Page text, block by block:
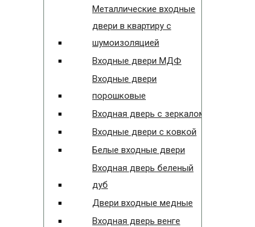
Металлические входные
двери в квартиру с
шумоизоляцией
Входные двери МДФ
Входные двери
порошковые
Входная дверь с зеркалом
Входные двери с ковкой
Белые входные двери
Входная дверь беленый
дуб
Двери входные медные
Входная дверь венге